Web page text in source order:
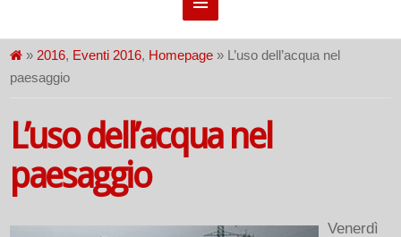
» 2016, Eventi 2016, Homepage » L’uso dell’acqua nel
paesaggio
L’uso dell’acqua nel
paesaggio
Venerdì